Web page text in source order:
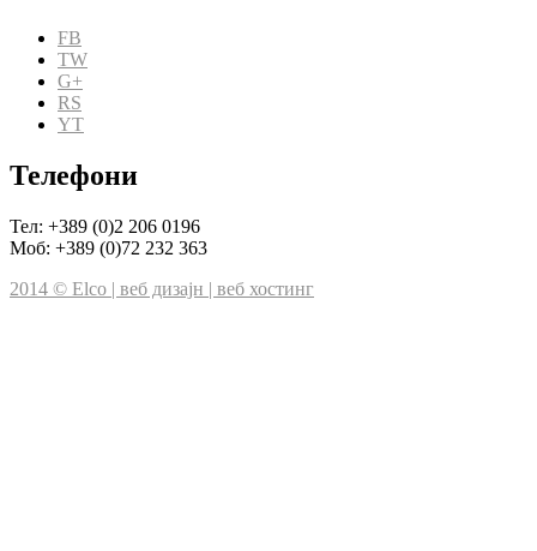
FB
TW
G+
RS
YT
Телефони
Тел: +389 (0)2 206 0196
Моб: +389 (0)72 232 363
2014 © Elco | веб дизајн | веб хостинг